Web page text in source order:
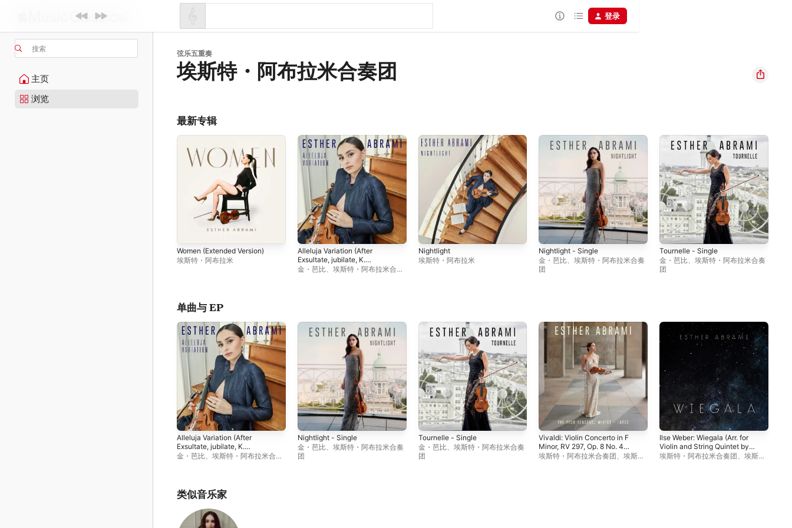
搜索
主页
浏览
登录
弦乐五重奏
埃斯特・阿布拉米合奏团
最新专辑
Women (Extended Version)
埃斯特・阿布拉米
Alleluja Variation (After
Exsultate, jubilate, K.
165/158a: III. Alleluja) [Arr. for
金・芭比、 埃斯特・阿布拉米合奏
Nightlight
埃斯特・阿布拉米
Nightlight - Single
金・芭比 、埃斯特・阿布拉米合奏
团
Tournelle - Single
金・芭比 、埃斯特・阿布拉米合奏
团
单曲与 EP
Alleluja Variation (After
Exsultate, jubilate, K.
165/158a: III. Alleluja) [Arr. for
金・芭比
埃斯特・阿布拉米合奏
Nightlight - Single
金・芭比、 埃斯特・阿布拉米合奏
团
Tournelle - Single
金・芭比、 埃斯特・阿布拉米合奏
团
Vivaldi: Violin Concerto in F
Minor, RV 297, Op. 8 No. 4
"Winter": II. Largo - Single
埃斯特・阿布拉米合奏团 、埃斯
Ilse Weber: Wiegala (Arr. for
Violin and String Quintet by
Esther Abrami) - Single
埃斯特・阿布拉米合奏团 、埃斯
类似音乐家